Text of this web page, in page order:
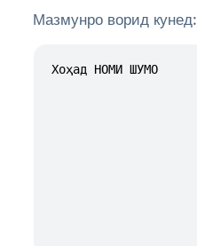
Мазмунро ворид кунед: